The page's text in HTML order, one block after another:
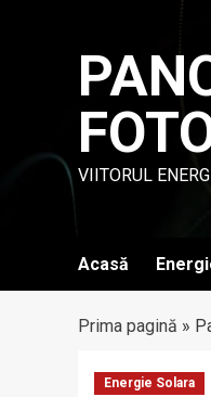
VIITORUL
Acasă
Prima pagină »
Energie Solara